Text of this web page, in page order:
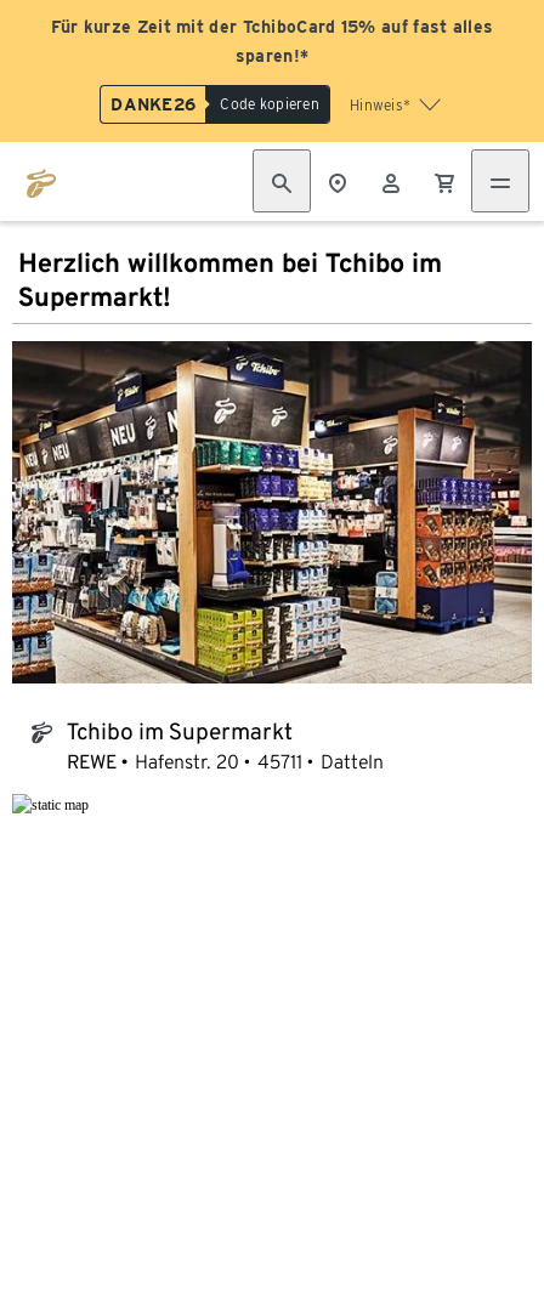
Für kurze Zeit mit der TchiboCard 15% auf fast alles
sparen!*
DANKE26 Code kopieren Hinweis*
Herzlich willkommen bei Tchibo im
Supermarkt!
tchibo_logo Tchibo im Supermarkt
REWE Hafenstr. 20 45711 Datteln